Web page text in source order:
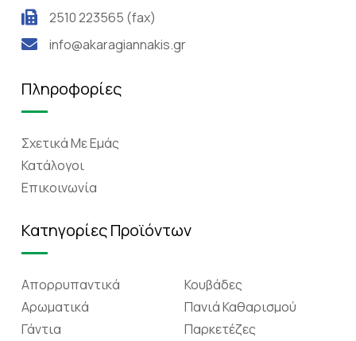
2510 223565 (fax)
info@akaragiannakis.gr
Πληροφορίες
Σχετικά Mε Eμάς
Κατάλογοι
Επικοινωνία
Κατηγορίες Προϊόντων
Απορρυπαντικά
Αρωματικά
Γάντια
Κουβάδες
Πανιά Καθαρισμού
Παρκετέζες